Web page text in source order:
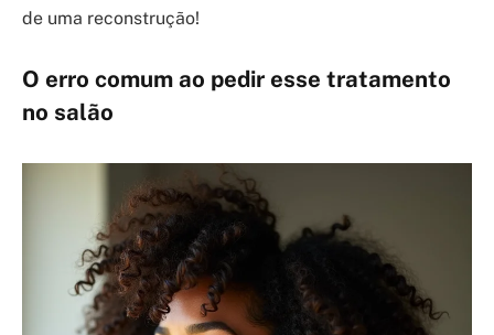
de uma reconstrução!
O erro comum ao pedir esse tratamento
no salão